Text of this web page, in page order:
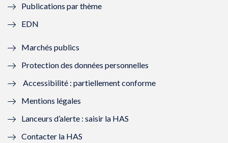
f
n
ê
t
r
e
e
n
ê
r
ê
t
e
ê
Publications par thème
EDN
Marchés publics
Protection des données personnelles
Accessibilité : partiellement conforme
Mentions légales
Lanceurs d’alerte : saisir la HAS
Contacter la HAS